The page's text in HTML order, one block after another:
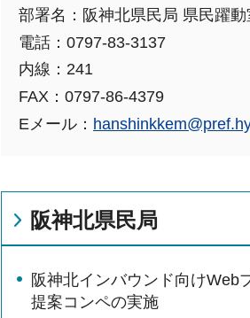
部署名：阪神北県民局 県民躍
電話：0797-83-3137
内線：241
FAX：0797-86-4379
Eメール：
阪神北県民局
阪神北インバウンド向けWeb
提案コンペの実施